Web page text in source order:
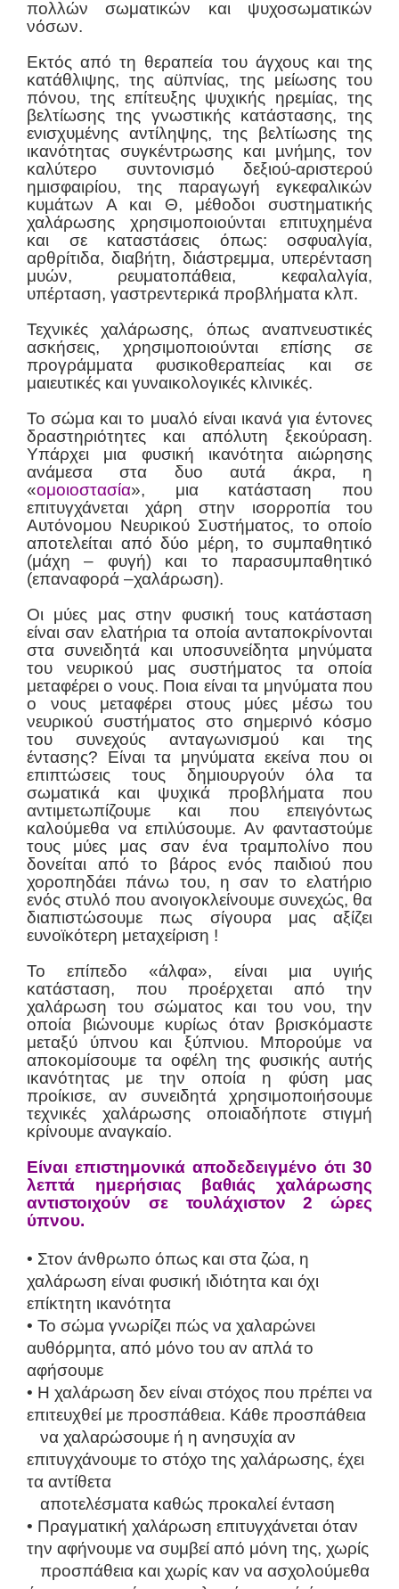
πολλών σωματικών και ψυχοσωματικών
νόσων.
Εκτός από τη θεραπεία του άγχους και της
κατάθλιψης, της αϋπνίας, της μείωσης του
πόνου, της επίτευξης ψυχικής ηρεµίας, της
βελτίωσης της γνωστικής κατάστασης, της
ενισχυµένης αντίληψης, της βελτίωσης της
ικανότητας συγκέντρωσης και µνήµης, τον
καλύτερο συντονισµό δεξιού-αριστερού
ηµισφαιρίου, της παραγωγή εγκεφαλικών
κυµάτων Α και Θ, μέθοδοι συστηματικής
χαλάρωσης χρησιμοποιούνται επιτυχημένα
και σε καταστάσεις όπως: οσφυαλγία,
αρθρίτιδα, διαβήτη, διάστρεμμα, υπερένταση
μυών, ρευματοπάθεια, κεφαλαλγία,
υπέρταση, γαστρεντερικά προβλήματα κλπ.
Τεχνικές χαλάρωσης, όπως αναπνευστικές
ασκήσεις, χρησιμοποιούνται επίσης σε
προγράμματα φυσικοθεραπείας και σε
μαιευτικές και γυναικολογικές κλινικές.
Το σώμα και το μυαλό είναι ικανά για έντονες
δραστηριότητες και απόλυτη ξεκούραση.
Υπάρχει μια φυσική ικανότητα αιώρησης
ανάμεσα στα δυο αυτά άκρα, η
«ομοιοστασία», μια κατάσταση που
επιτυγχάνεται χάρη στην ισορροπία του
Αυτόνομου Νευρικού Συστήματος, το οποίο
αποτελείται από δύο μέρη, το συμπαθητικό
(μάχη – φυγή) και το παρασυμπαθητικό
(επαναφορά –χαλάρωση).
Οι μύες μας στην φυσική τους κατάσταση
είναι σαν ελατήρια τα οποία ανταποκρίνονται
στα συνειδητά και υποσυνείδητα μηνύματα
του νευρικού μας συστήματος τα οποία
μεταφέρει ο νους. Ποια είναι τα μηνύματα που
ο νους μεταφέρει στους μύες μέσω του
νευρικού συστήματος στο σημερινό κόσμο
του συνεχούς ανταγωνισμού και της
έντασης? Είναι τα μηνύματα εκείνα που οι
επιπτώσεις τους δημιουργούν όλα τα
σωματικά και ψυχικά προβλήματα που
αντιμετωπίζουμε και που επειγόντως
καλούμεθα να επιλύσουμε. Αν φανταστούμε
τους μύες μας σαν ένα τραμπολίνο που
δονείται από το βάρος ενός παιδιού που
χοροπηδάει πάνω του, η σαν το ελατήριο
ενός στυλό που ανοιγοκλείνουμε συνεχώς, θα
διαπιστώσουμε πως σίγουρα μας αξίζει
ευνοϊκότερη μεταχείριση !
Το επίπεδο «άλφα», είναι μια υγιής
κατάσταση, που προέρχεται από την
χαλάρωση του σώματος και του νου, την
οποία βιώνουμε κυρίως όταν βρισκόμαστε
μεταξύ ύπνου και ξύπνιου. Μπορούμε να
αποκομίσουμε τα οφέλη της φυσικής αυτής
ικανότητας με την οποία η φύση μας
προίκισε, αν συνειδητά χρησιμοποιήσουμε
τεχνικές χαλάρωσης οποιαδήποτε στιγμή
κρίνουμε αναγκαίο.
Είναι επιστημονικά αποδεδειγμένο ότι 30
λεπτά ημερήσιας βαθιάς χαλάρωσης
αντιστοιχούν σε τουλάχιστον 2 ώρες
ύπνου.
• Στον άνθρωπο όπως και στα ζώα, η
χαλάρωση είναι φυσική ιδιότητα και όχι
επίκτητη ικανότητα
• Το σώμα γνωρίζει πώς να χαλαρώνει
αυθόρμητα, από μόνο του αν απλά το
αφήσουμε
• Η χαλάρωση δεν είναι στόχος που πρέπει να
επιτευχθεί με προσπάθεια. Κάθε προσπάθεια
να χαλαρώσουμε ή η ανησυχία αν
επιτυγχάνουμε το στόχο της χαλάρωσης, έχει
τα αντίθετα
αποτελέσματα καθώς προκαλεί ένταση
• Πραγματική χαλάρωση επιτυγχάνεται όταν
την αφήνουμε να συμβεί από μόνη της, χωρίς
προσπάθεια και χωρίς καν να ασχολούμεθα